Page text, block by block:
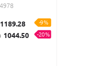
1189.28
-9%
1044.50 -20%